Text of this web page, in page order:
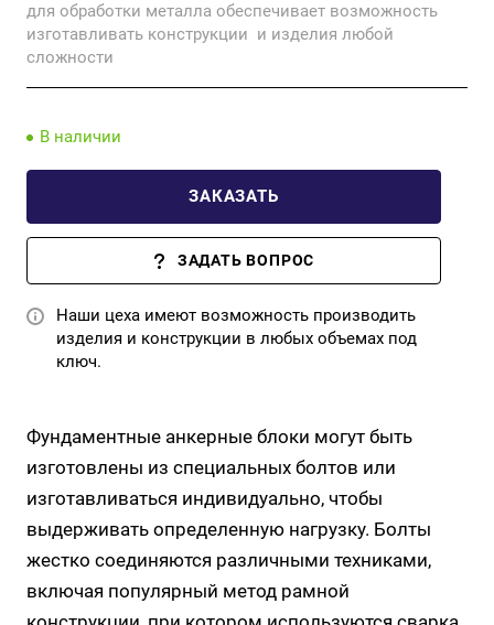
для обработки металла обеспечивает возможность
изготавливать конструкции и изделия любой
сложности
В наличии
ЗАКАЗАТЬ
ЗАДАТЬ ВОПРОС
Наши цеха имеют возможность производить
изделия и конструкции в любых объемах под
ключ.
Фундаментные анкерные блоки могут быть
изготовлены из специальных болтов или
изготавливаться индивидуально, чтобы
выдерживать определенную нагрузку. Болты
жестко соединяются различными техниками,
включая популярный метод рамной